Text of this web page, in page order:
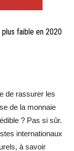
faible en 2020
de rassurer les
de la monnaie
? Pas si sûr.
internationaux
à savoir